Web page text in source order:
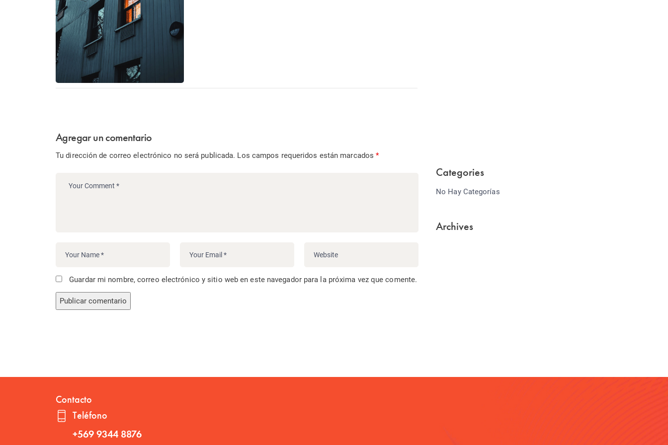
Agregar un comentario
Tu dirección de correo electrónico no será publicada. Los campos requeridos están marcados*
Guardar mi nombre, correo electrónico y sitio web en este navegador para la próxima vez que comente.
Categories
No Hay Categorías
Archives
Contacto
Teléfono
+569 9344 8876